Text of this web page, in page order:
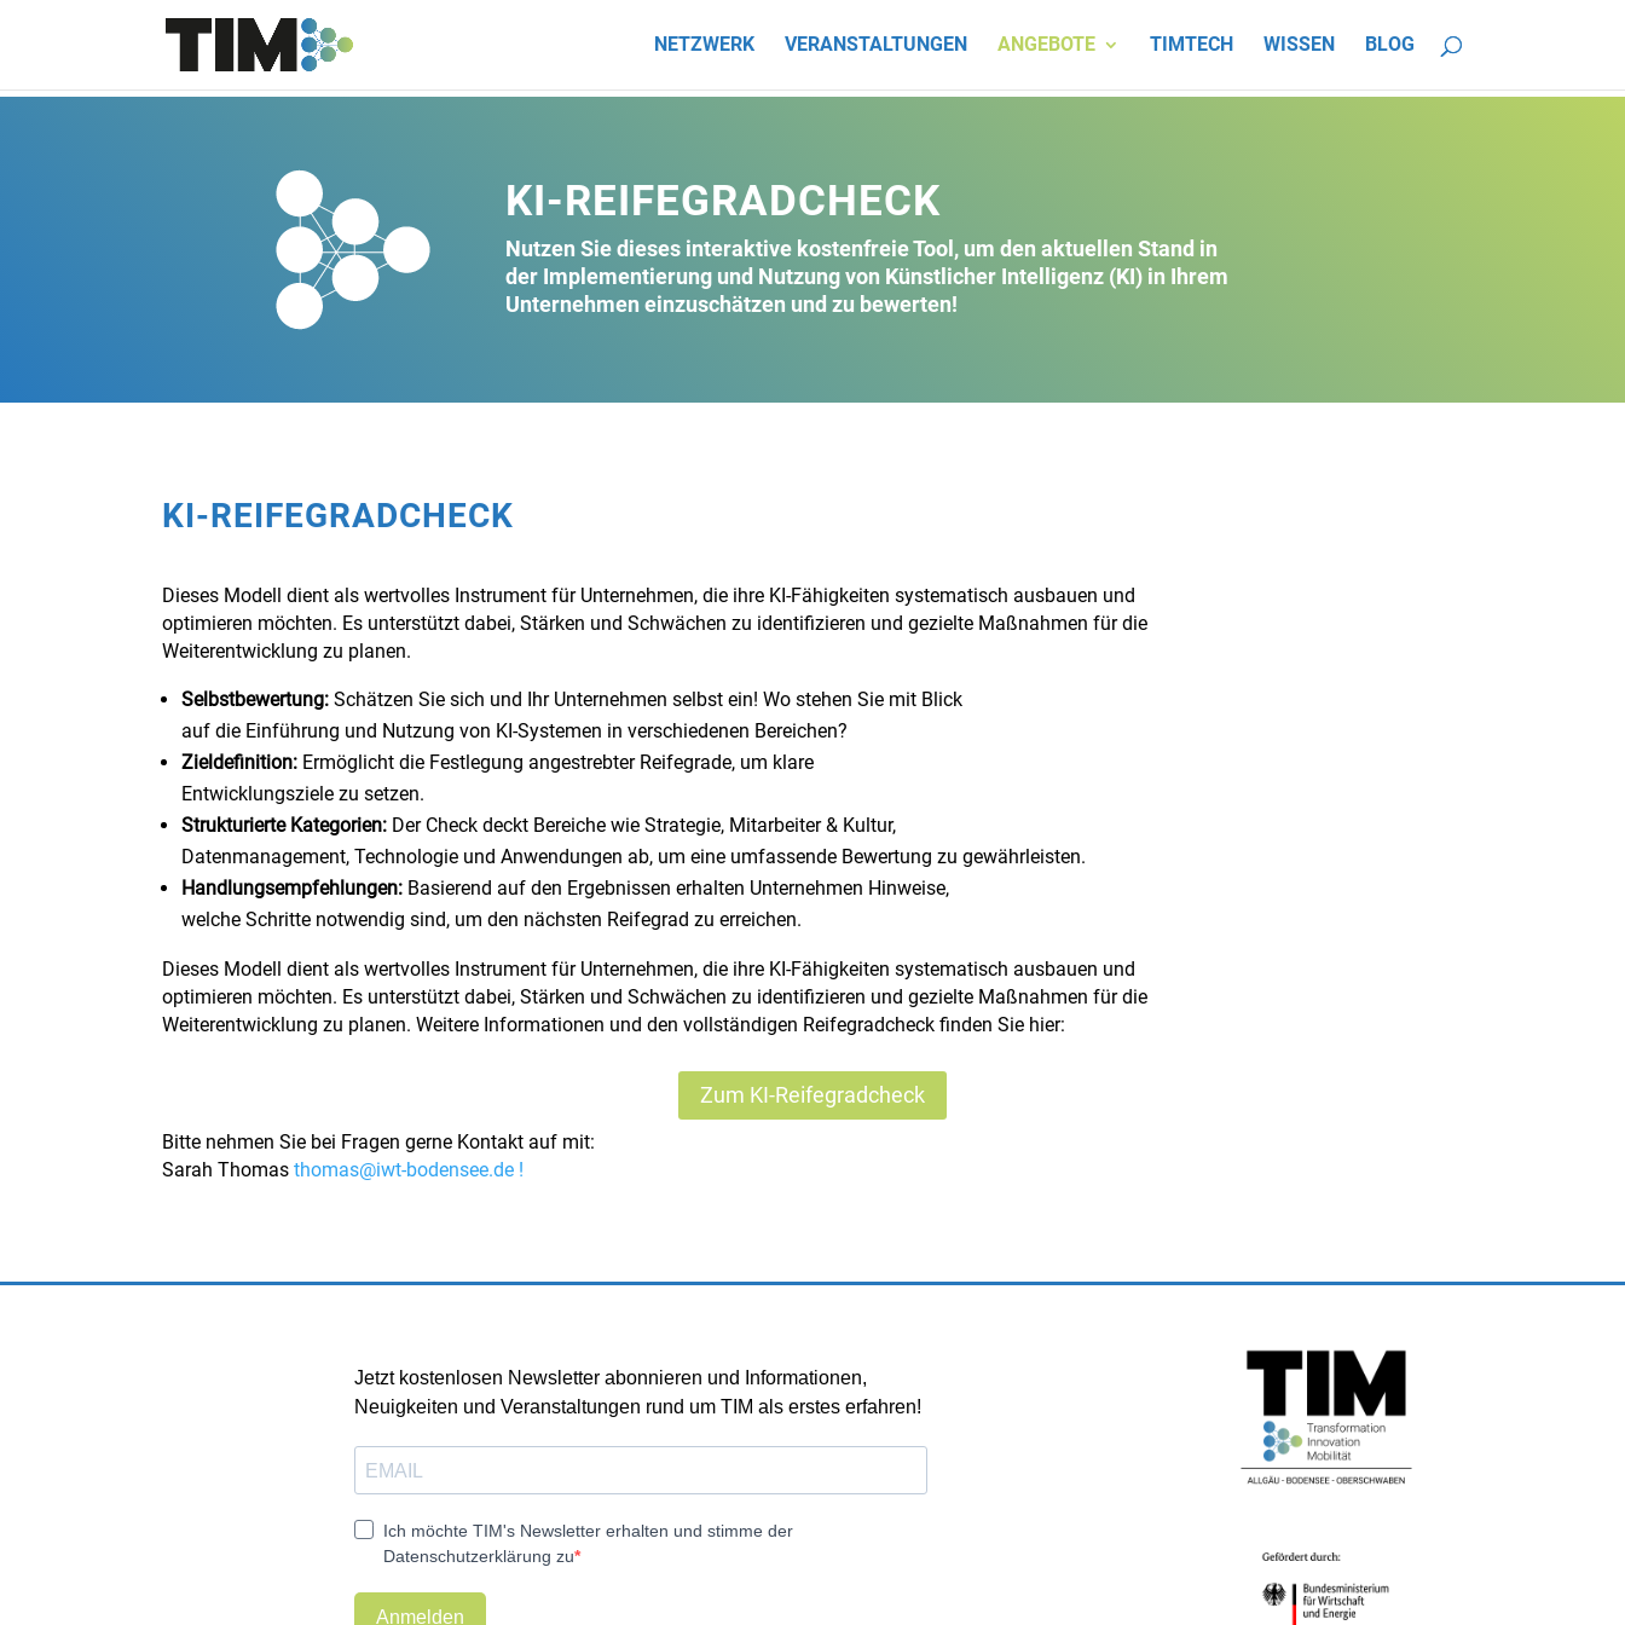
NETZWERK VERANSTALTUNGEN ANGEBOTE TIMTECH WISSEN BLOG
KI-REIFEGRADCHECK
Nutzen Sie dieses interaktive kostenfreie Tool, um den aktuellen Stand in
der Implementierung und Nutzung von Künstlicher Intelligenz (KI) in Ihrem
Unternehmen einzuschätzen und zu bewerten!
KI-REIFEGRADCHECK
Dieses Modell dient als wertvolles Instrument für Unternehmen, die ihre KI-Fähigkeiten systematisch ausbauen und
optimieren möchten. Es unterstützt dabei, Stärken und Schwächen zu identifizieren und gezielte Maßnahmen für die
Weiterentwicklung zu planen.
Selbstbewertung: Schätzen Sie sich und Ihr Unternehmen selbst ein! Wo stehen Sie mit Blick
auf die Einführung und Nutzung von KI-Systemen in verschiedenen Bereichen?
Zieldefinition: Ermöglicht die Festlegung angestrebter Reifegrade, um klare
Entwicklungsziele zu setzen.
Strukturierte Kategorien: Der Check deckt Bereiche wie Strategie, Mitarbeiter & Kultur,
Datenmanagement, Technologie und Anwendungen ab, um eine umfassende Bewertung zu gewährleisten.
Handlungsempfehlungen: Basierend auf den Ergebnissen erhalten Unternehmen Hinweise,
welche Schritte notwendig sind, um den nächsten Reifegrad zu erreichen.
Dieses Modell dient als wertvolles Instrument für Unternehmen, die ihre KI-Fähigkeiten systematisch ausbauen und
optimieren möchten. Es unterstützt dabei, Stärken und Schwächen zu identifizieren und gezielte Maßnahmen für die
Weiterentwicklung zu planen. Weitere Informationen und den vollständigen Reifegradcheck finden Sie hier:
Zum KI-Reifegradcheck
Bitte nehmen Sie bei Fragen gerne Kontakt auf mit:
Sarah Thomasthomas@iwt-bodensee.de !